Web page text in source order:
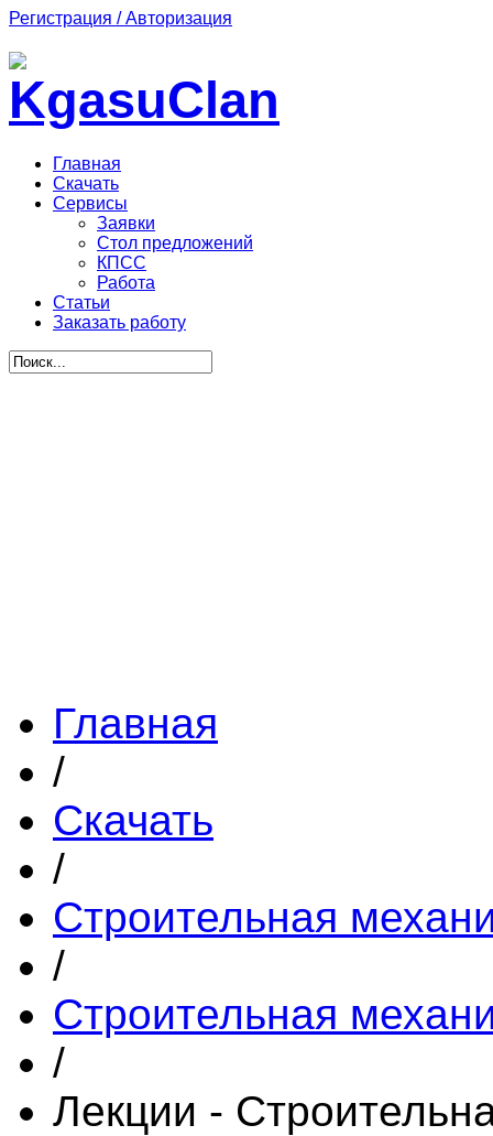
Регистрация / Авторизация
Главная
Скачать
Сервисы
Заявки
Стол предложений
КПСС
Работа
Статьи
Заказать работу
Главная
/
Скачать
/
Строительная
/
Строительная
/
Лекции -